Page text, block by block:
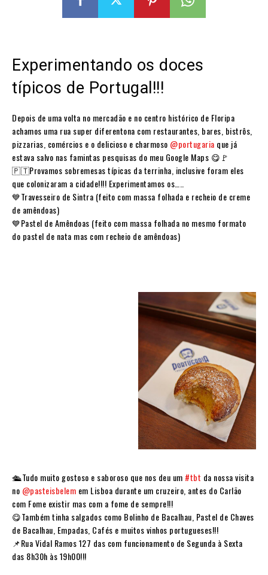
Experimentando os doces
típicos de Portugal!!!
Depois de uma volta no mercadão e no centro histórico de Floripa
achamos uma rua super diferentona com restaurantes, bares, bistrôs,
pizzarias, comércios e o delicioso e charmoso @portugaria que já
estava salvo nas famintas pesquisas do meu Google Maps 😋🚩
🇵🇹Provamos sobremesas típicas da terrinha, inclusive foram eles
que colonizaram a cidade!!!! Experimentamos os…..
💙Travesseiro de Sintra (feito com massa folhada e recheio de creme
de amêndoas)
💙Pastel de Amêndoas (feito com massa folhada no mesmo formato
do pastel de nata mas com recheio de amêndoas)
🛳Tudo muito gostoso e saboroso que nos deu um #tbt da nossa visita
no @pasteisbelem em Lisboa durante um cruzeiro, antes do Carlão
com Fome existir mas com a fome de sempre!!!
😋Também tinha salgados como Bolinho de Bacalhau, Pastel de Chaves
de Bacalhau, Empadas, Cafés e muitos vinhos portugueses!!!
📌Rua Vidal Ramos 127 das com funcionamento de Segunda à Sexta
das 8h30h às 19h00!!!